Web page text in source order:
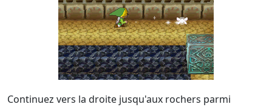
Continuez vers la droite jusqu'aux rochers parmi